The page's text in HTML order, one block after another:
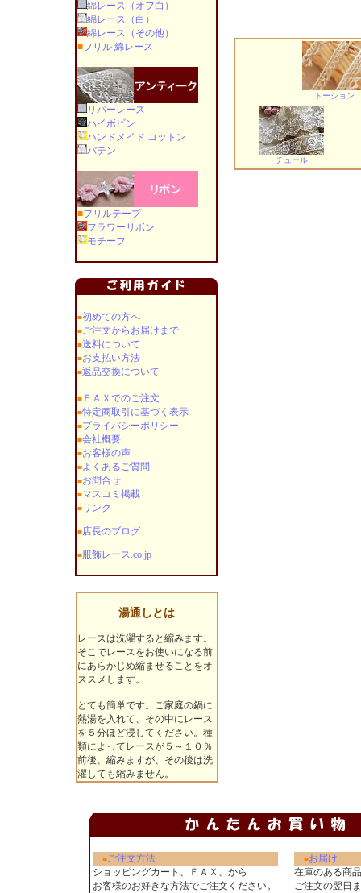
綿レース（オフ白）
綿レース（白）
綿レース（その他）
■フリル 綿レース
リバーレース
ハイボビン
ハンドメイド コットン
バテン
■フリルテープ
フラワーリボン
モチーフ
■初めての方へ
■ご注文からお届けまで
■送料について
■お支払い方法
■返品交換について
■ＦＡＸでのご注文
■特定商取引に基づく表示
■プライバシーポリシー
■会社概要
■お客様の声
■よくあるご質問
■お問合せ
■マスコミ掲載
■リンク
■店長のブログ
■服飾レース.co.jp
湯通しとは
レースは洗濯すると縮みます。
そこでレースをお使いになる前
にあらかじめ縮ませることをオ
ススメします。
とても簡単です。ご家庭の鍋に
熱湯を入れて、その中にレース
を５分ほど浸してください。種
類によってレースが５～１０％
前後、縮みますが、その後は洗
濯しても縮みません。
トーション
チュール
■ご注文方法 ■お届け
ショッピングカート、ＦＡＸ、から
お客様のお好きな方法でご注文ください。
在庫のある商
ご注文の翌日